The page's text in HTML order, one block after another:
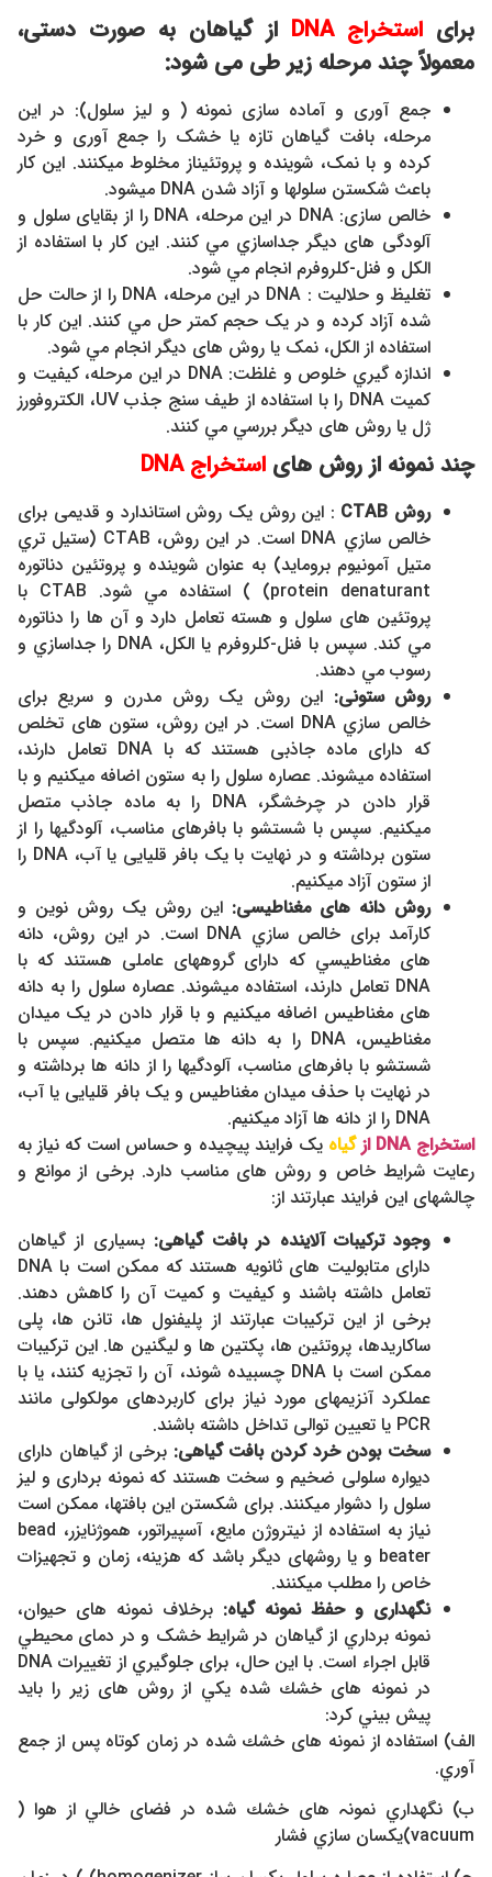
برای استخراجDNA از گیاهان به صورت دستی،
معمولاً چند مرحله زیر طی می شود:
جمع آوری و آماده سازی نمونه ( و لیز سلول): در این
مرحله، بافت گیاهان تازه یا خشک را جمع آوری و خرد
کرده و با نمک، شوینده و پروتئیناز مخلوط میکنند. این کار
باعث شکستن سلولها و آزاد شدن DNA میشود.
خالص سازی: DNA در این مرحله، DNA را از بقایای سلول و
آلودگی های دیگر جداسازي مي كنند. این کار با استفاده از
الکل و فنل-کلروفرم انجام مي شود.
تغليظ و حلاليت : DNA در این مرحله، DNA را از حالت حل
شده آزاد کرده و در یک حجم کمتر حل مي كنند. این کار با
استفاده از الکل، نمک یا روش های ديگر انجام مي شود.
اندازه گیري خلوص و غلظت: DNA در این مرحله، کيفيت و
کميت DNA را با استفاده از طيف سنج جذب UV، الکتروفورز
ژل يا روش های ديگر بررسي مي كنند.
چند نمونه از روش های استخراجDNA
روش CTAB
: این روش یک روش استاندارد و قدیمی برای
خالص سازي DNA است. در این روش، CTAB (ستيل تري
متيل آمونيوم برومايد) به عنوان شوینده و پروتئین دناتوره
protein denaturant) ) استفاده مي شود. CTAB با
پروتئین های سلول و هسته تعامل دارد و آن ها را دناتوره
مي كند. سپس با فنل-کلروفرم يا الكل، DNA را جداسازي و
رسوب مي دهند.
روش ستونی: این روش یک روش مدرن و سریع برای
خالص سازي DNA است. در این روش، ستون های تخلص
که دارای ماده جاذبی هستند که با DNA تعامل دارند،
استفاده میشوند. عصاره سلول را به ستون اضافه میکنیم و با
قرار دادن در چرخشگر، DNA را به ماده جاذب متصل
میکنیم. سپس با شستشو با بافرهای مناسب، آلودگیها را از
ستون برداشته و در نهایت با یک بافر قلیایی یا آب، DNA را
از ستون آزاد میکنیم.
روش دانه های مغناطیسی: این روش یک روش نوین و
کارآمد برای خالص سازي DNA است. در این روش، دانه
های مغناطيسي که دارای گروههای عاملی هستند که با
DNA تعامل دارند، استفاده میشوند. عصاره سلول را به دانه
های مغناطيس اضافه میکنیم و با قرار دادن در یک میدان
مغناطيس، DNA را به دانه ها متصل میکنیم. سپس با
شستشو با بافرهای مناسب، آلودگیها را از دانه ها برداشته و
در نهایت با حذف میدان مغناطيس و یک بافر قلیایی یا آب،
DNA را از دانه ها آزاد میکنیم.
استخراج DNA از
گیاه یک فرایند پیچیده و حساس است که نیاز به
رعایت شرایط خاص و روش های مناسب دارد. برخی از موانع و
چالشهای این فرایند عبارتند از:
وجود ترکیبات آلاینده در بافت گیاهی: بسیاری از گیاهان
دارای متابولیت های ثانویه هستند که ممکن است با DNA
تعامل داشته باشند و کیفیت و کمیت آن را کاهش دهند.
برخی از این ترکیبات عبارتند از پلیفنول ها، تانن ها، پلی
ساکاریدها، پروتئین ها، پکتین ها و لیگنین ها. این ترکیبات
ممکن است با DNA چسبیده شوند، آن را تجزیه کنند، یا با
عملکرد آنزیمهای مورد نیاز برای کاربردهای مولکولی مانند
PCR یا تعیین توالی تداخل داشته باشند.
سخت بودن خرد کردن بافت گیاهی: برخی از گیاهان دارای
دیواره سلولی ضخیم و سخت هستند که نمونه برداری و لیز
سلول را دشوار میکنند. برای شکستن این بافتها، ممکن است
نیاز به استفاده از نیتروژن مایع، آسپیراتور، هموژنایزر، bead
beater و یا روشهای دیگر باشد که هزینه، زمان و تجهیزات
خاص را مطلب میکنند.
نگهداری و حفظ نمونه گیاه: برخلاف نمونه های حیوان،
نمونه برداري از گياهان در شرایط خشک و در دمای محيطي
قابل اجراء است. با این حال، برای جلوگیري از تغييرات DNA
در نمونه های خشك شده يكي از روش های زير را باید
پيش بيني كرد:
الف) استفاده از نمونه های خشك شده در زمان كوتاه پس از جمع
آوري.
ب) نگهداري نمونہ های خشك شده در فضای خالي از هوا (
vacuum)يكسان سازي فشار